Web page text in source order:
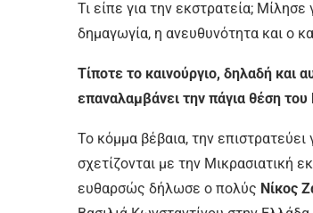
Τι είπε για την εκστρατεία;
δημαγωγία, η ανευθυνότητα και ο
Τίποτε το καινούργιο, δηλαδή
επαναλαμβάνει την πάγια θέση του
Το κόμμα βέβαια, την επιστρατεύει
σχετίζονται με την Μικρασιατική
ευθαρσώς δήλωσε ο πολύς Νίκος